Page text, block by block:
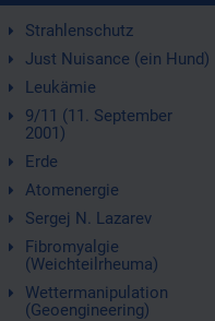
Strahlenschutz
Just Nuisance (ein Hund)
Leukämie
9/11 (11. September
2001)
Erde
Atomenergie
Sergej N. Lazarev
Fibromyalgie
(Weichteilrheuma)
Wettermanipulation
(Geoengineering)